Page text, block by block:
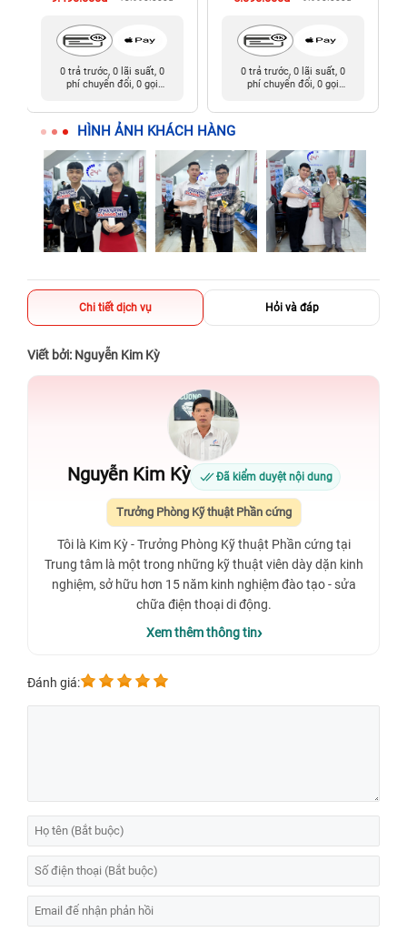
0 trả trước, 0 lãi suất, 0
phí chuyển đổi, 0 gọi
0 trả trước, 0 lãi suất, 0
phí chuyển đổi, 0 gọi
HÌNH ẢNH KHÁCH HÀNG
Chi tiết dịch vụ Hỏi và đáp
Viết bởi: Nguyễn Kim Kỳ
Nguyễn Kim Kỳ Đã kiểm duyệt nội dung
Trưởng Phòng Kỹ thuật Phần cứng
Tôi là Kim Kỳ - Trưởng Phòng Kỹ thuật Phần cứng tại
Trung tâm là một trong những kỹ thuật viên dày dặn kinh
nghiệm, sở hữu hơn 15 năm kinh nghiệm đào tạo - sửa
chữa điện thoại di động.
Xem thêm thông tin
Đánh giá: